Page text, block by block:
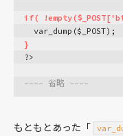
if(
  var_dump($_POST);
}
?>
---- 省略 ----
もともとあった「